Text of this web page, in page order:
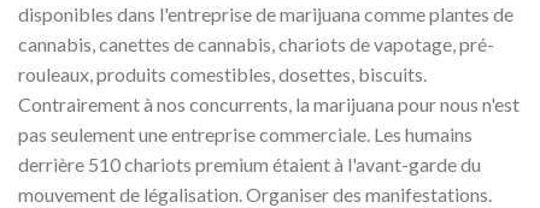
disponibles dans l'entreprise de marijuana comme plantes de
cannabis, canettes de cannabis, chariots de vapotage, pré-
rouleaux, produits comestibles, dosettes, biscuits.
Contrairement à nos concurrents, la marijuana pour nous n'est
pas seulement une entreprise commerciale. Les humains
derrière 510 chariots premium étaient à l'avant-garde du
mouvement de légalisation. Organiser des manifestations.